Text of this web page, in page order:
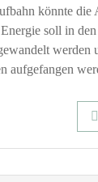
könnte die
soll in
werden
aufgefangen